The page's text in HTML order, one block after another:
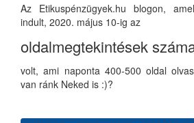
Az Etikuspénzügyek.hu blogon,
indult, 2020. május 10-ig az
oldalmegtekintések
volt, ami naponta 400-500 oldal
van ránk Neked is :)?